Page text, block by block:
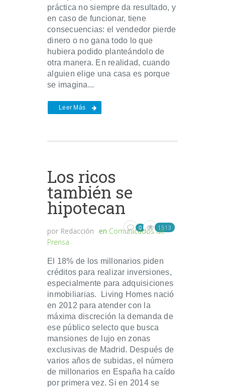
práctica no siempre da resultado, y
en caso de funcionar, tiene
consecuencias: el vendedor pierde
dinero o no gana todo lo que
hubiera podido planteándolo de
otra manera. En realidad, cuando
alguien elige una casa es porque
se imagina...
Leer Más
Los ricos
también se
hipotecan
por Redacción en Comunicados de
Prensa
0 1513
El 18% de los millonarios piden
créditos para realizar inversiones,
especialmente para adquisiciones
inmobiliarias. Living Homes nació
en 2012 para atender con la
máxima discreción la demanda de
ese público selecto que busca
mansiones de lujo en zonas
exclusivas de Madrid. Después de
varios años de subidas, el número
de millonarios en España ha caído
por primera vez. Si en 2014 se